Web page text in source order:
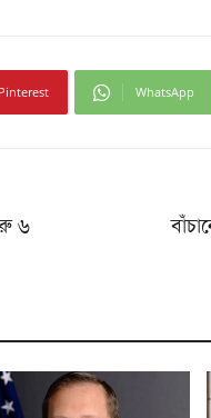
Pinterest WhatsApp
৬